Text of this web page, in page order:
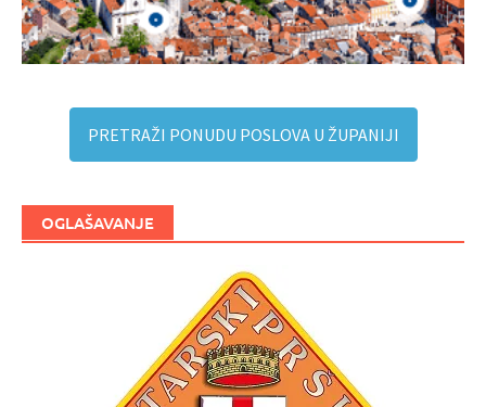
PRETRAŽI PONUDU POSLOVA U ŽUPANIJI
OGLAŠAVANJE